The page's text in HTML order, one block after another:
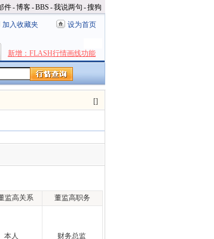
件-博客-BBS -我说两句 -搜狗
加入收藏夹 设为首页
新增：FLASH行情画线功能
[]
监高关系 董监高职务
本人 财务总监